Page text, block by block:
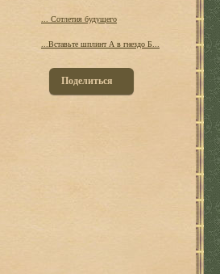
... Сотлетия будущего
...Вставьте шплинт А в гнездо Б...
Поделиться